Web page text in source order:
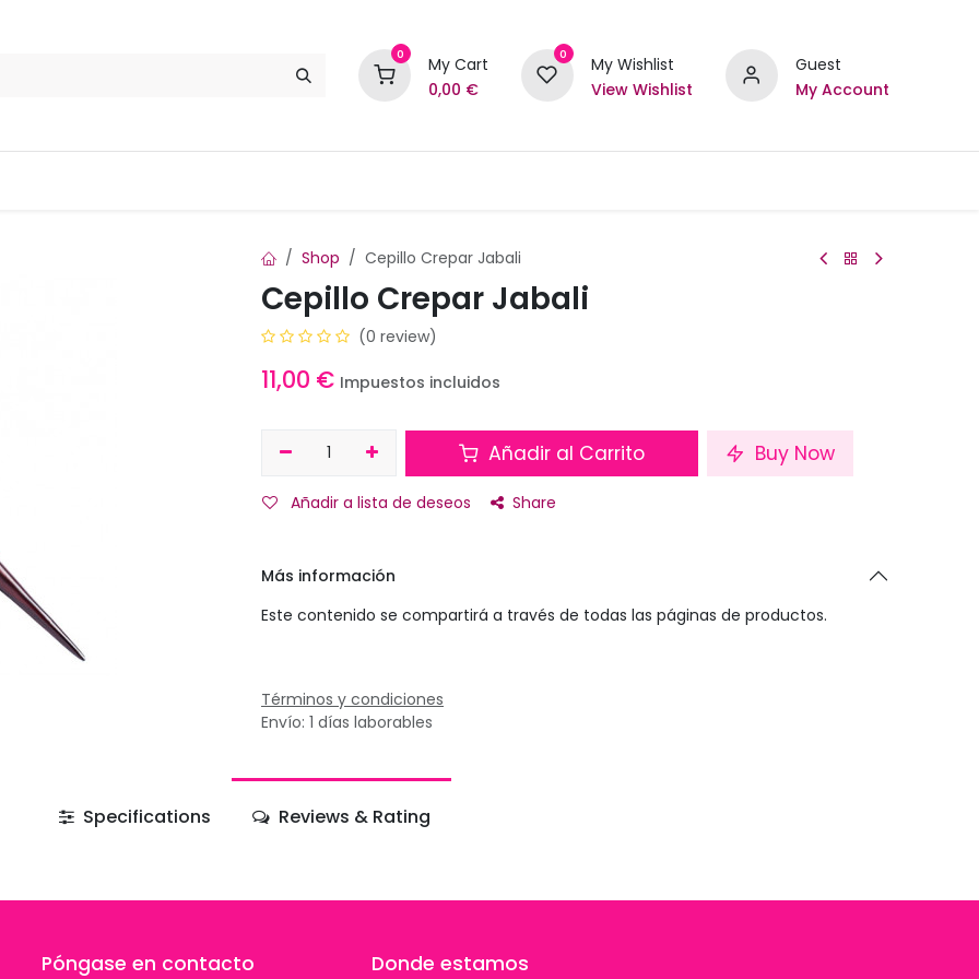
0
My Cart
0,00 €
0
My Wishlist
View Wishlist
Guest
My Account
Shop Cepillo Crepar Jabali
Cepillo Crepar Jabali
(0 review)
11,00 € Impuestos incluidos
Añadir al Carrito Buy Now
Añadir a lista de deseos Share
Más información
Este contenido se compartirá a través de todas las páginas de productos.
Términos y condiciones
Envío: 1 días laborables
Specifications Reviews & Rating
Póngase en contacto Donde estamos